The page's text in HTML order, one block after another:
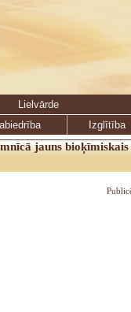
Lielvārde
Izglītība
jauns